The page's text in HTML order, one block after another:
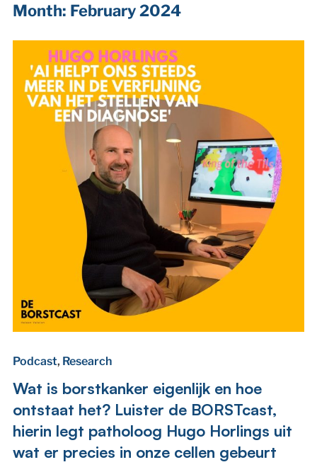
Month: February 2024
Podcast, Research
Wat is borstkanker eigenlijk en hoe
ontstaat het? Luister de BORSTcast,
hierin legt patholoog Hugo Horlings uit
wat er precies in onze cellen gebeurt